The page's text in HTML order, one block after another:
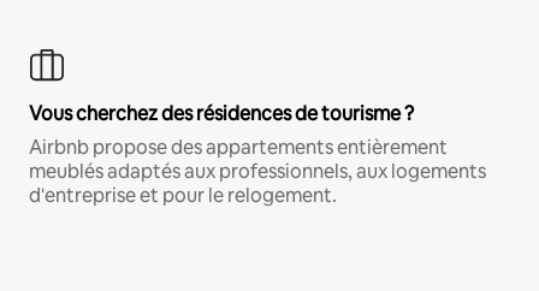
Vous cherchez des résidences de tourisme ?
Airbnb propose des appartements entièrement
meublés adaptés aux professionnels, aux logements
d'entreprise et pour le relogement.